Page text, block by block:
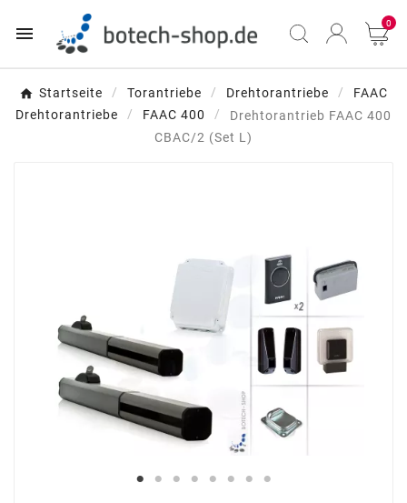
 0
Startseite Torantriebe Drehtorantriebe
FAAC
Drehtorantriebe
FAAC 400
Drehtorantrieb FAAC 400
CBAC/2 (Set L)